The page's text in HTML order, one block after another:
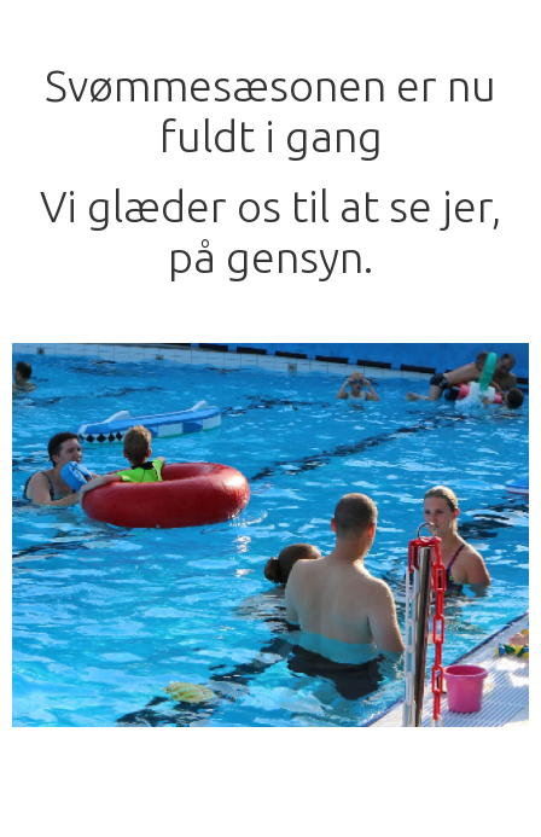
Svømmesæsonen er nu
fuldt i gang
Vi glæder os til at se jer,
på gensyn.